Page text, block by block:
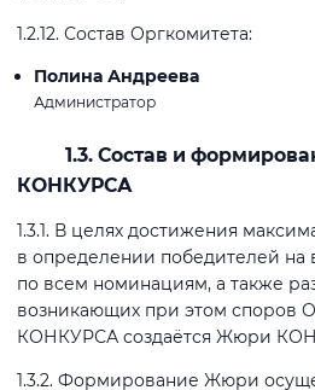
1.2.12. Состав Оргкомитета:
Полина Андреева
Администратор
1.3. Состав и
КОНКУРСА
1.3.1. В целях достижения
в определении победителей на
по всем номинациям, а также
возникающих при этом споров
КОНКУРСА создаётся Жюри
1.3.2. Формирование Жюри